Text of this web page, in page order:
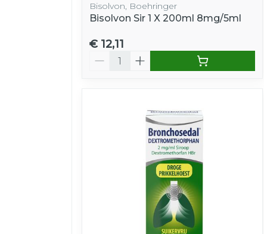
Bisolvon, Boehringer
Bisolvon Sir 1 X 200ml 8mg/5ml
€ 12,11
Aantal